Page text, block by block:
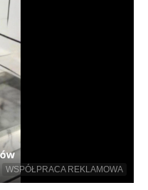
WSPÓŁPRACA REKLAMOWA